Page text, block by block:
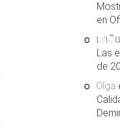
en
ោិយ
Las
de
Olga